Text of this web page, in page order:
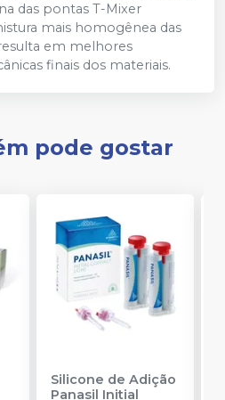
das pontas T-Mixer
mais homogênea das
em melhores
finais dos materiais.
pode gostar
Silicone de Adição
Panasil Initial